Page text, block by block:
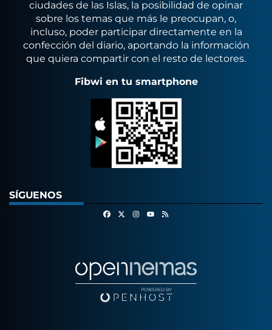
ciudades de las Islas, la posibilidad de opinar
sobre los temas que más le preocupan, o,
incluso, poder participar directamente en la
confección del diario, aportando la información
que quiera compartir con el resto de lectores.
Fibwi en tu smartphone
SÍGUENOS
FacebookInstagram